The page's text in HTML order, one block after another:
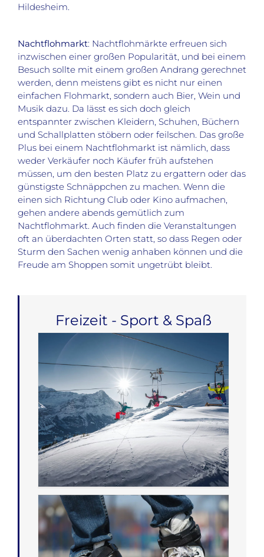
Hildesheim.
Nachtflohmarkt: Nachtflohmärkte erfreuen sich
inzwischen einer großen Popularität, und bei einem
Besuch sollte mit einem großen Andrang gerechnet
werden, denn meistens gibt es nicht nur einen
einfachen Flohmarkt, sondern auch Bier, Wein und
Musik dazu. Da lässt es sich doch gleich
entspannter zwischen Kleidern, Schuhen, Büchern
und Schallplatten stöbern oder feilschen. Das große
Plus bei einem Nachtflohmarkt ist nämlich, dass
weder Verkäufer noch Käufer früh aufstehen
müssen, um den besten Platz zu ergattern oder das
günstigste Schnäppchen zu machen. Wenn die
einen sich Richtung Club oder Kino aufmachen,
gehen andere abends gemütlich zum
Nachtflohmarkt. Auch finden die Veranstaltungen
oft an überdachten Orten statt, so dass Regen oder
Sturm den Sachen wenig anhaben können und die
Freude am Shoppen somit ungetrübt bleibt.
Freizeit - Sport & Spaß